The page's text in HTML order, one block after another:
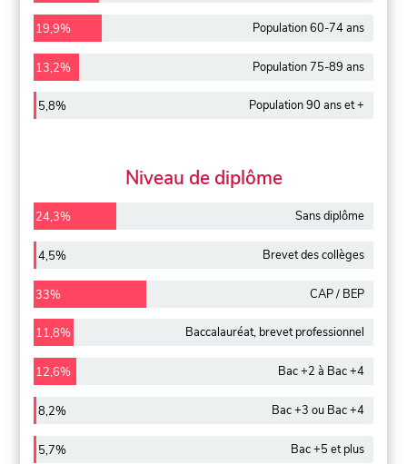
19,9% Population 60-74 ans
13,2% Population 75-89 ans
5,8% Population 90 ans et +
Niveau de diplôme
24,3% Sans diplôme
4,5% Brevet des collèges
33% CAP / BEP
11,8% Baccalauréat, brevet professionnel
12,6% Bac +2 à Bac +4
8,2% Bac +3 ou Bac +4
5,7% Bac +5 et plus